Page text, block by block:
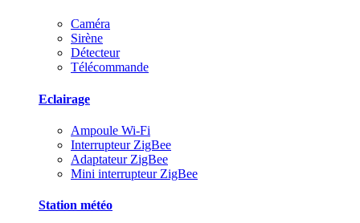
Caméra
Sirène
Détecteur
Télécommande
Eclairage
Ampoule Wi-Fi
Interrupteur ZigBee
Adaptateur ZigBee
Mini interrupteur ZigBee
Station météo